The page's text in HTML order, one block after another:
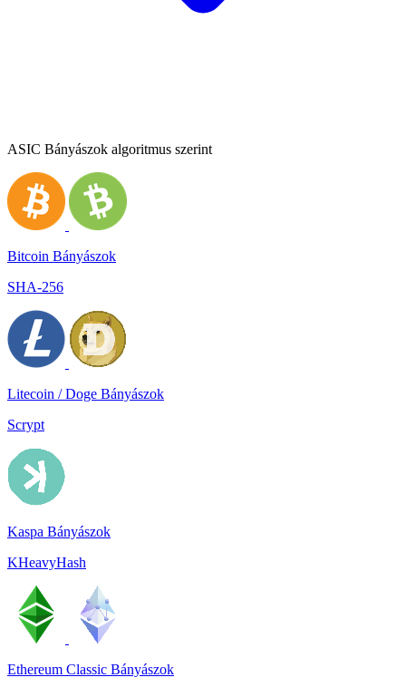
ASIC Bányászok algoritmus szerint
Bitcoin Bányászok
SHA-256
Litecoin / Doge Bányászok
Scrypt
Kaspa Bányászok
KHeavyHash
Ethereum Classic Bányászok